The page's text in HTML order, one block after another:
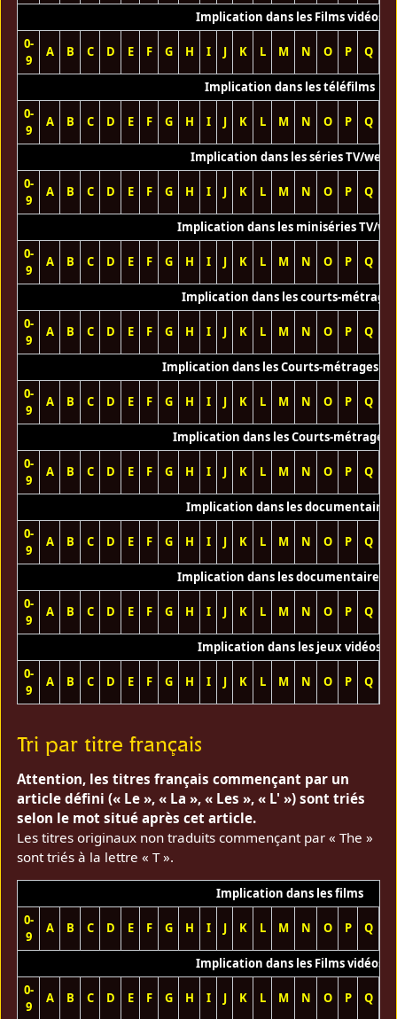
Implication dans les Films vidéos
0-
9
A B C D E F G H I J K L M N O P Q
Implication dans les téléfilms
0-
9
A B C D E F G H I J K L M N O P Q
Implication dans les séries TV/web
0-
9
A B C D E F G H I J K L M N O P Q
Implication dans les miniséries TV/
0-
9
A B C D E F G H I J K L M N O P Q
Implication dans les courts-métrages
0-
9
A B C D E F G H I J K L M N O P Q
Implication dans les Courts-métrages
0-
9
A B C D E F G H I J K L M N O P Q
Implication dans les Courts-métrages
0-
9
A B C D E F G H I J K L M N O P Q
Implication dans les documentaires
0-
9
A B C D E F G H I J K L M N O P Q
Implication dans les documentaires
0-
9
A B C D E F G H I J K L M N O P Q
Implication dans les jeux vidéos
0-
9
A B C D E F G H I J K L M N O P Q
Tri par titre français
Attention, les titres français commençant par un
article défini (« Le », « La », « Les », « L' ») sont triés
selon le mot situé après cet article.
Les titres originaux non traduits commençant par « The »
sont triés à la lettre « T ».
Implication dans les films
0-
9
A B C D E F G H I J K L M N O P Q
Implication dans les Films vidéos
0-
9
A B C D E F G H I J K L M N O P Q